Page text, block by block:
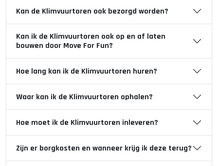
Kan de Klimvuurtoren ook bezorgd worden?
Kan ik de Klimvuurtoren ook op en af laten
bouwen door Move For Fun?
Hoe lang kan ik de Klimvuurtoren huren?
Waar kan ik de Klimvuurtoren ophalen?
Hoe moet ik de Klimvuurtoren inleveren?
Zijn er borgkosten en wanneer krijg ik deze terug?